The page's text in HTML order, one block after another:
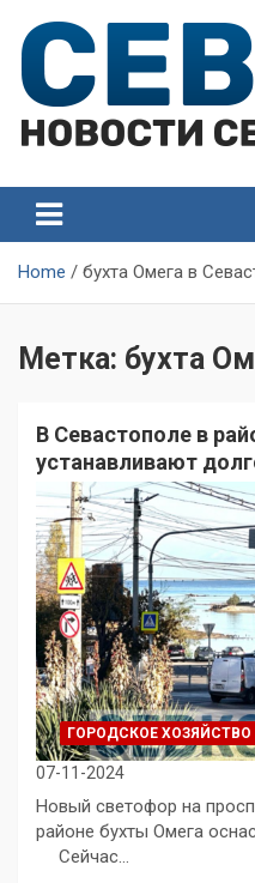
content
Севастополя
Севастополя
Home бухта Омега в
Метка: бухта
В Севастополе в
устанавливают
ГОРОДСКОЕ ХОЗЯЙСТВО
07-11-2024
Новый светофор на
районе бухты Омега
⠀ Сейчас…